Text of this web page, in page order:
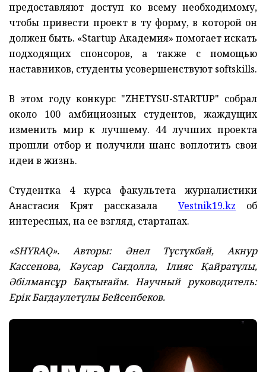
предоставляют доступ ко всему необходимому,
чтобы привести проект в ту форму, в которой он
должен быть. «Startup Академия» помогает искать
подходящих спонсоров, а также с помощью
наставников, студенты усовершенствуют softskills.
В этом году конкурс "ZHETYSU-STARTUP" собрал
около 100 амбициозных студентов, жаждущих
изменить мир к лучшему. 44 лучших проекта
прошли отбор и получили шанс воплотить свои
идеи в жизнь.
Студентка 4 курса факультета журналистики
Анастасия Крят рассказалаVestnik19.kz об
интересных, на ее взгляд, стартапах.
«‎SHYRAQ». Авторы: Әнел Түстүкбай, Акнур
Кассенова, Кәусар Сағдолла, Ілияс Қайратұлы,
Әбілмансұр Бақтығайм. Научный руководитель:
Ерік Бағдаулетұлы Бейсенбеков.